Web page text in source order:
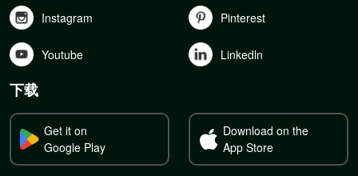
Instagram Pinterest
Youtube Linkedln
下载
Get it on
Google Play
Download on the
App Store